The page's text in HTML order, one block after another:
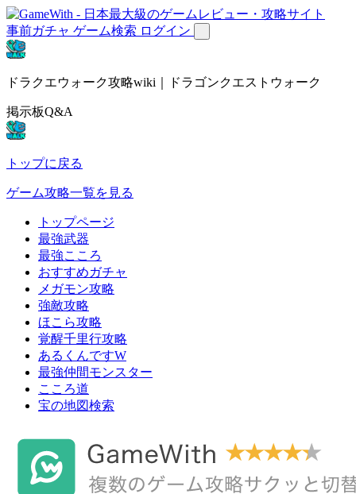
事前ガチャ ゲーム検索 ログイン
ドラクエウォーク攻略wiki｜ドラゴンクエストウォーク
掲示板Q&A
トップに戻る
ゲーム攻略一覧を見る
トップページ
最強武器
最強こころ
おすすめガチャ
メガモン攻略
強敵攻略
ほこら攻略
覚醒千里行攻略
あるくんですW
最強仲間モンスター
こころ道
宝の地図検索